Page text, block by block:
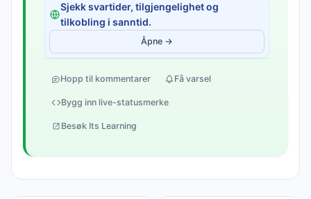
Sjekk svartider, tilgjengelighet og
tilkobling i sanntid.
Åpne →
Hopp til kommentarer Få varsel
Bygg inn live-statusmerke
Besøk Its Learning